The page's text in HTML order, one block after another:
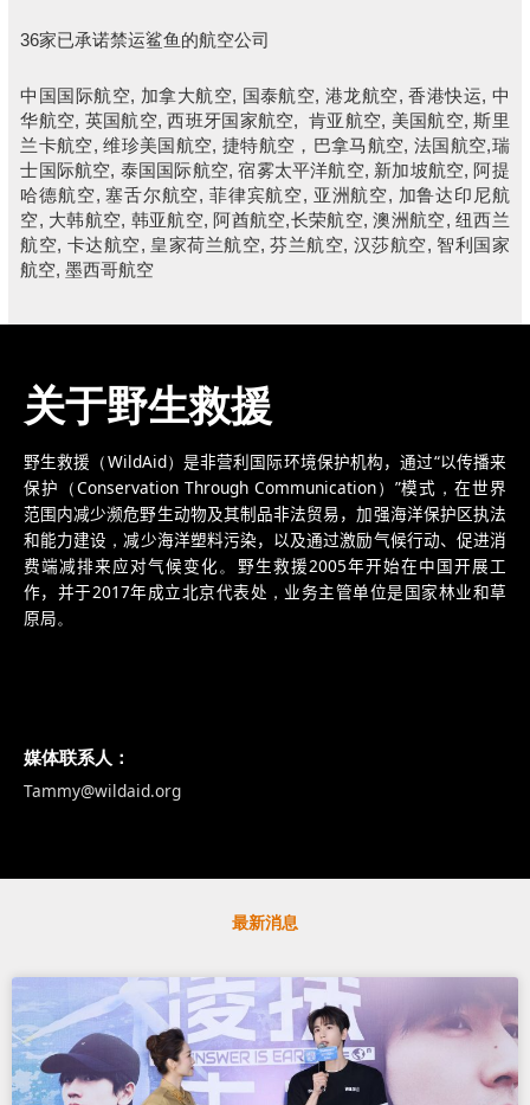
36家已承诺禁运鲨鱼的航空公司
中国国际航空, 加拿大航空, 国泰航空, 港龙航空, 香港快运, 中
华航空, 英国航空, 西班牙国家航空, 肯亚航空, 美国航空, 斯里
兰卡航空, 维珍美国航空, 捷特航空，巴拿马航空, 法国航空,瑞
士国际航空, 泰国国际航空, 宿雾太平洋航空, 新加坡航空, 阿提
哈德航空, 塞舌尔航空, 菲律宾航空, 亚洲航空, 加鲁达印尼航
空, 大韩航空, 韩亚航空, 阿酋航空,长荣航空, 澳洲航空, 纽西兰
航空, 卡达航空, 皇家荷兰航空, 芬兰航空, 汉莎航空, 智利国家
航空, 墨西哥航空
关于野生救援
野生救援 （WildAid） 是非营利国际环境保护机构，通过“以传播来
保护 （Conservation Through Communication） ”模式 ，在世界
范围内减少濒危野生动物及其制品非法贸易，加强海洋保护区执法
和能力建设 ，减少海洋塑料污染， 以及通过激励气候行动、促进消
费端减排来应对气候变化。 野生救援2005年开始在中国开展工
作，并于2017年成立北京代表处 ， 业务主管单位是国家林业和草
原局。
媒体联系人：
Tammy@wildaid.org
最新消息